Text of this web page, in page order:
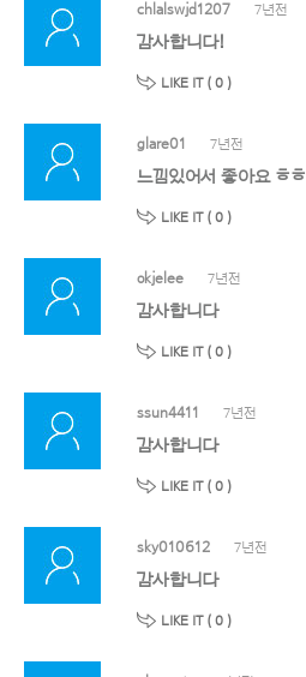
chlalswjd1207 7년전
감사합니다!
LIKE IT ( 0 )
glare01 7년전
느낌있어서 좋아요 ㅎㅎ
LIKE IT ( 0 )
okjelee 7년전
감사합니다
LIKE IT ( 0 )
ssun4411 7년전
감사합니다
LIKE IT ( 0 )
sky010612 7년전
감사합니다
LIKE IT ( 0 )